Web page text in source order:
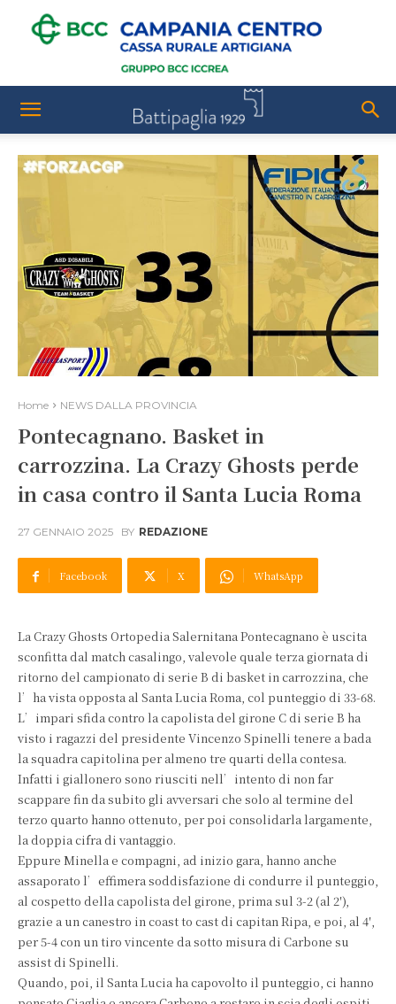
Home NEWS DALLA PROVINCIA
Pontecagnano. Basket in
carrozzina. La Crazy Ghosts perde
in casa contro il Santa Lucia Roma
27 GENNAIO 2025 BY REDAZIONE
Facebook X WhatsApp
La Crazy Ghosts Ortopedia Salernitana Pontecagnano è uscita
sconfitta dal match casalingo, valevole quale terza giornata di
ritorno del campionato di serie B di basket in carrozzina, che
l’ha vista opposta al Santa Lucia Roma, col punteggio di 33-68.
L’impari sfida contro la capolista del girone C di serie B ha
visto i ragazzi del presidente Vincenzo Spinelli tenere a bada
la squadra capitolina per almeno tre quarti della contesa.
Infatti i giallonero sono riusciti nell’intento di non far
scappare fin da subito gli avversari che solo al termine del
terzo quarto hanno ottenuto, per poi consolidarla largamente,
la doppia cifra di vantaggio.
Eppure Minella e compagni, ad inizio gara, hanno anche
assaporato l’effimera soddisfazione di condurre il punteggio,
al cospetto della capolista del girone, prima sul 3-2 (al 2′),
grazie a un canestro in coast to cast di capitan Ripa, e poi, al 4′,
per 5-4 con un tiro vincente da sotto misura di Carbone su
assist di Spinelli.
Quando, poi, il Santa Lucia ha capovolto il punteggio, ci hanno